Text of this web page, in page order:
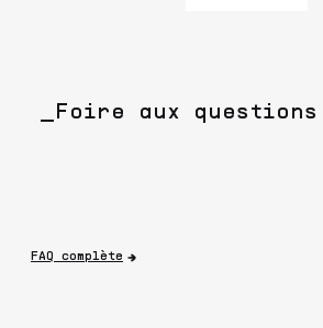
_Foire aux questions
FAQ complète